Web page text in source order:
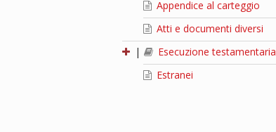
Appendice al carteggio
Atti e documenti diversi
|
Esecuzione testamentaria
Estranei